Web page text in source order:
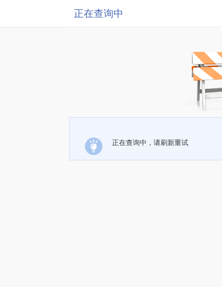
正在查询中
正在查询中，请刷新重试